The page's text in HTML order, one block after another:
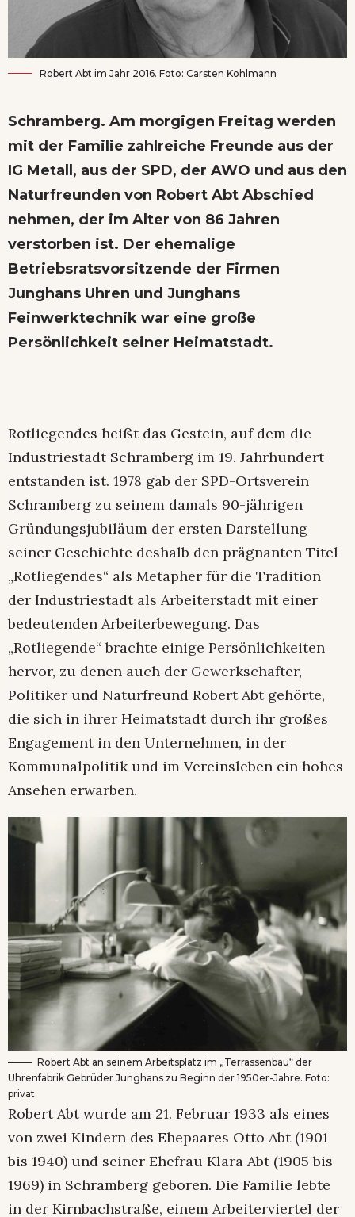
Robert Abt im Jahr 2016. Foto: Carsten Kohlmann
Schramberg. Am morgigen Freitag werden
mit der Familie zahlreiche Freunde aus der
IG Metall, aus der SPD, der AWO und aus den
Naturfreunden von Robert Abt Abschied
nehmen, der im Alter von 86 Jahren
verstorben ist. Der ehemalige
Betriebsratsvorsitzende der Firmen
Junghans Uhren und Junghans
Feinwerktechnik war eine große
Persönlichkeit seiner Heimatstadt.
Rotliegendes heißt das Gestein, auf dem die
Industriestadt Schramberg im 19. Jahrhundert
entstanden ist. 1978 gab der SPD-Ortsverein
Schramberg zu seinem damals 90-jährigen
Gründungsjubiläum der ersten Darstellung
seiner Geschichte deshalb den prägnanten Titel
„Rotliegendes“ als Metapher für die Tradition
der Industriestadt als Arbeiterstadt mit einer
bedeutenden Arbeiterbewegung. Das
„Rotliegende“ brachte einige Persönlichkeiten
hervor, zu denen auch der Gewerkschafter,
Politiker und Naturfreund Robert Abt gehörte,
die sich in ihrer Heimatstadt durch ihr großes
Engagement in den Unternehmen, in der
Kommunalpolitik und im Vereinsleben ein hohes
Ansehen erwarben.
Robert Abt an seinem Arbeitsplatz im „Terrassenbau“ der
Uhrenfabrik Gebrüder Junghans zu Beginn der 1950er-Jahre. Foto:
privat
Robert Abt wurde am 21. Februar 1933 als eines
von zwei Kindern des Ehepaares Otto Abt (1901
bis 1940) und seiner Ehefrau Klara Abt (1905 bis
1969) in Schramberg geboren. Die Familie lebte
in der Kirnbachstraße, einem Arbeiterviertel der